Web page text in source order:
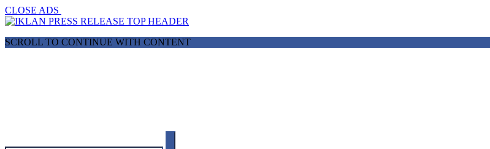
CLOSE ADS
SCROLL TO CONTINUE WITH CONTENT